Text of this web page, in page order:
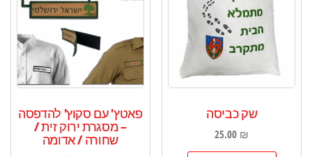
שק כביסה
25.00 ₪
פאטץ' עם סקוץ' להדפסה
– מסגרת ירוק זית /
שחורה / אדומה